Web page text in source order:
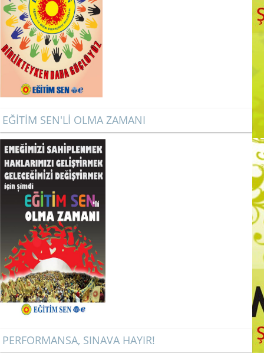
EĞİTİM SEN'Lİ OLMA ZAMANI
PERFORMANSA, SINAVA HAYIR!